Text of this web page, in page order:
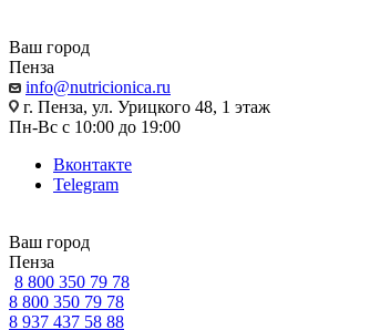
Ваш город
Пенза
info@nutricionica.ru
г. Пенза, ул. Урицкого 48, 1 этаж
Пн-Вс с 10:00 до 19:00
Вконтакте
Telegram
Ваш город
Пенза
8 800 350 79 78
8 800 350 79 78
8 937 437 58 88